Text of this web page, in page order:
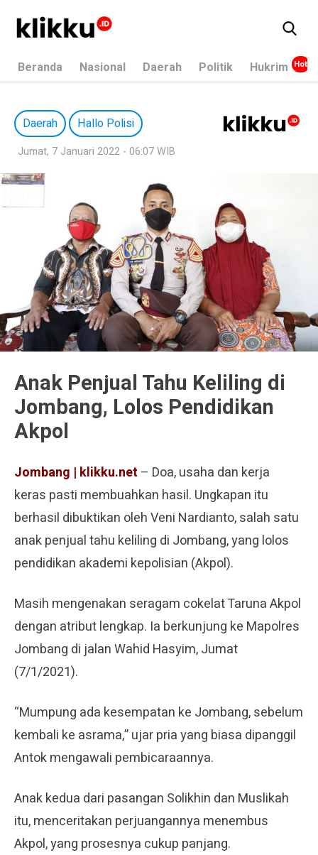
Beranda Nasional Daerah Politik Hukrim
Daerah Hallo Polisi
Jumat, 7 Januari 2022 - 06:07 WIB
Anak Penjual Tahu Keliling di
Jombang, Lolos Pendidikan
Akpol
Jombang | klikku.net – Doa, usaha dan kerja
keras pasti membuahkan hasil. Ungkapan itu
berhasil dibuktikan oleh Veni Nardianto, salah satu
anak penjual tahu keliling di Jombang, yang lolos
pendidikan akademi kepolisian (Akpol).
Masih mengenakan seragam cokelat Taruna Akpol
dengan atribut lengkap. Ia berkunjung ke Mapolres
Jombang di jalan Wahid Hasyim, Jumat
(7/1/2021).
“Mumpung ada kesempatan ke Jombang, sebelum
kembali ke asrama,” ujar pria yang biasa dipanggil
Antok mengawali pembicaraannya.
Anak kedua dari pasangan Solikhin dan Muslikah
itu, menceritakan perjuangannya menembus
Akpol, yang prosesnya cukup panjang.